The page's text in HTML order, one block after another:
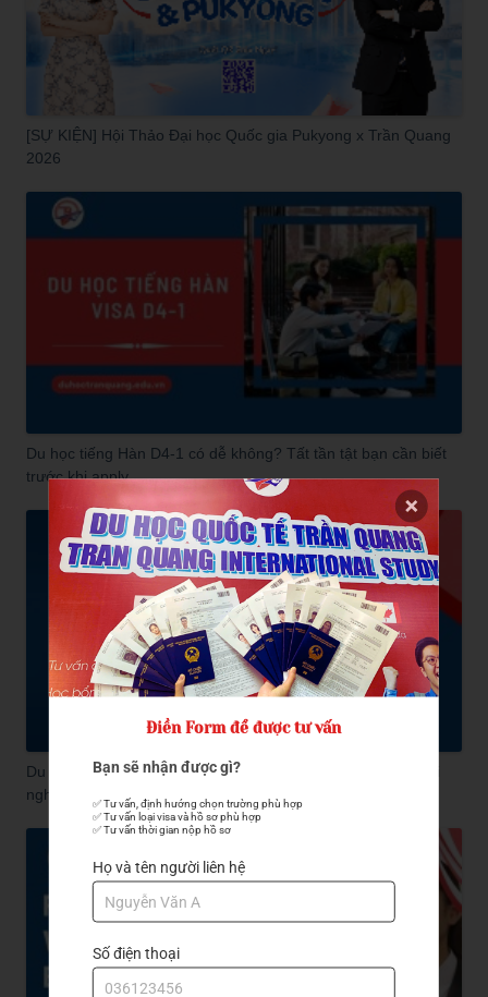
[SỰ KIỆN] Hội Thảo Đại học Quốc gia Pukyong x Trần Quang
2026
Du học tiếng Hàn D4-1 có dễ không? Tất tần tật bạn cần biết
trước khi apply
Du học tiếng Hàn ngắn hạn tại Hàn Quốc - Học nhanh - Trải
nghiệm thật!
Điền Form để được tư vấn
Bạn sẽ nhận được gì?
✅ Tư vấn, định hướng chọn trường phù hợp
✅ Tư vấn loại visa và hồ sơ phù hợp
✅ Tư vấn thời gian nộp hồ sơ
Họ và tên người liên hệ
Số điện thoại